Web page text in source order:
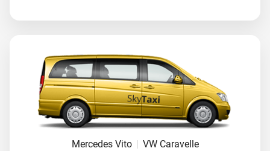
Mercedes Vito VW Caravelle